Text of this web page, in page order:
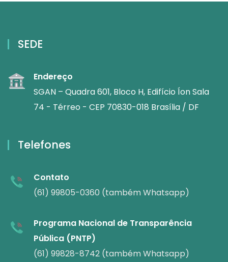
SEDE
Endereço
SGAN – Quadra 601, Bloco H, Edifício Íon Sala
74 - Térreo - CEP 70830-018 Brasília / DF
Telefones
Contato
(61) 99805-0360 (também Whatsapp)
Programa Nacional de Transparência
Pública (PNTP)
(61) 99828-8742 (também Whatsapp)